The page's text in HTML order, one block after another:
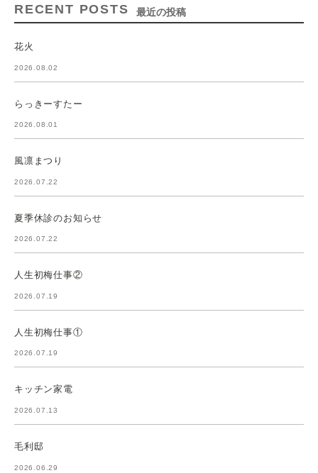
RECENT POSTS 最近の投稿
花火
2026.08.02
らっきーすたー
2026.08.01
風凛まつり
2026.07.22
夏季休診のお知らせ
2026.07.22
人生初梅仕事②
2026.07.19
人生初梅仕事①
2026.07.19
キッチン家電
2026.07.13
毛利邸
2026.06.29